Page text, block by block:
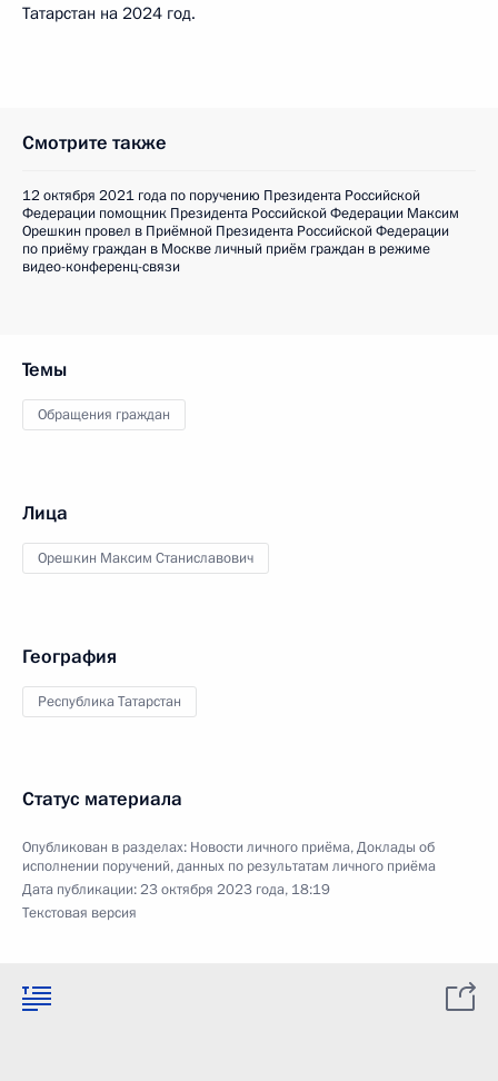
Татарстан на 2024 год.
Смотрите также
12 октября 2021 года по поручению Президента Российской
Федерации помощник Президента Российской Федерации Максим
Орешкин провел в Приёмной Президента Российской Федерации
по приёму граждан в Москве личный приём граждан в режиме
видео-конференц-связи
Темы
Обращения граждан
Лица
Орешкин Максим Станиславович
География
Республика Татарстан
Статус материала
Опубликован в разделах: Новости личного приёма,Доклады об
исполнении поручений, данных по результатам личного приёма
Дата публикации:23 октября 2023 года, 18:19
Текстовая версия